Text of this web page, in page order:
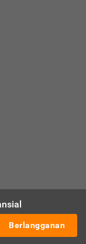
Berlangganan